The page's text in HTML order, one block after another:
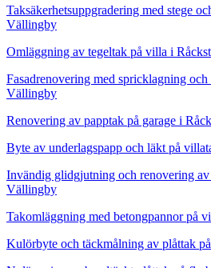
Taksäkerhetsuppgradering med stege
Vällingby
Omläggning av tegeltak på villa i
Fasadrenovering med spricklagning och
Vällingby
Renovering av papptak på garage i
Byte av underlagspapp och läkt på
Invändig glidgjutning och renovering
Vällingby
Takomläggning med betongpannor på
Kulörbyte och täckmålning av plåttak